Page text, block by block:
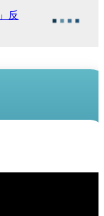
反